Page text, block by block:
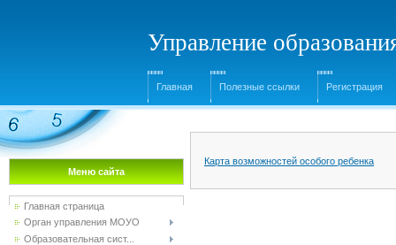
Управление
Главная Полезные ссылки Регистрация
Меню сайта
Главная страница
Орган управления МОУО
Образовательная сист...
Карта возможностей особого ребенка